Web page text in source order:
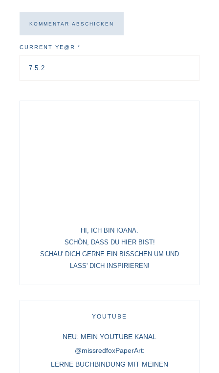
CURRENT YE@R *
HI, ICH BIN IOANA.
SCHÖN, DASS DU HIER BIST!
SCHAU' DICH GERNE EIN BISSCHEN UM UND
LASS' DICH INSPIRIEREN!
YOUTUBE
NEU: MEIN YOUTUBE KANAL
@missredfoxPaperArt:
LERNE BUCHBINDUNG MIT MEINEN